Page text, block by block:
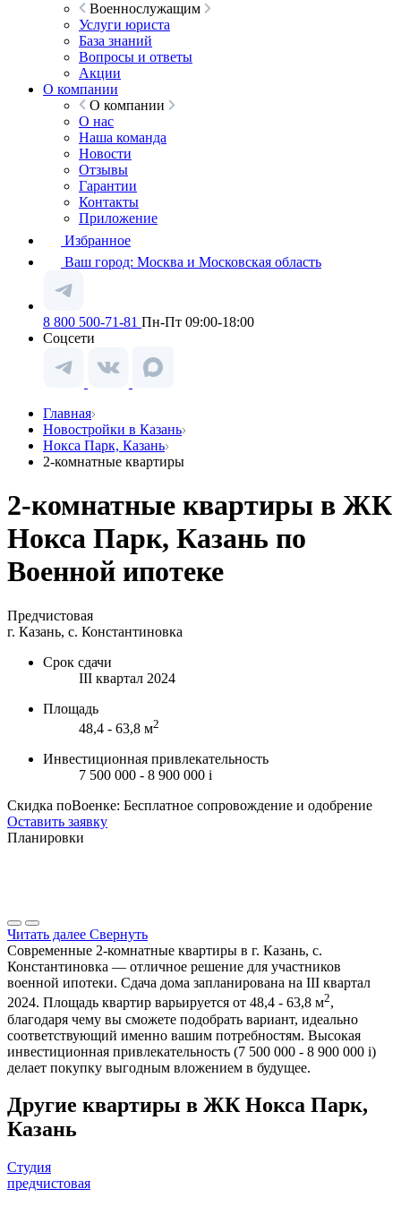
Военнослужащим
Услуги юриста
База знаний
Вопросы и ответы
Акции
О компании
О компании
О нас
Наша команда
Новости
Отзывы
Гарантии
Контакты
Приложение
Избранное
Ваш город: Москва и Московская область
8 800 500-71-81 Пн-Пт 09:00-18:00
Соцсети
Главная
Новостройки в Казань
Нокса Парк, Казань
2-комнатные квартиры
2-комнатные квартиры в ЖК
Нокса Парк, Казань по
Военной ипотеке
Предчистовая
г. Казань, с. Константиновка
Срок сдачи
III квартал 2024
Площадь
48,4 - 63,8 м2
Инвестиционная привлекательность
7 500 000 - 8 900 000 i
Скидка поВоенке: Бесплатное сопровождение и одобрение
Оставить заявку
Планировки
Читать далее Свернуть
Современные 2-комнатные квартиры в г. Казань, с.
Константиновка — отличное решение для участников
военной ипотеки. Сдача дома запланирована на III квартал
2024. Площадь квартир варьируется от 48,4 - 63,8 м2,
благодаря чему вы сможете подобрать вариант, идеально
соответствующий именно вашим потребностям. Высокая
инвестиционная привлекательность (7 500 000 - 8 900 000 i)
делает покупку выгодным вложением в будущее.
Другие квартиры в ЖК Нокса Парк,
Казань
Студия
предчистовая